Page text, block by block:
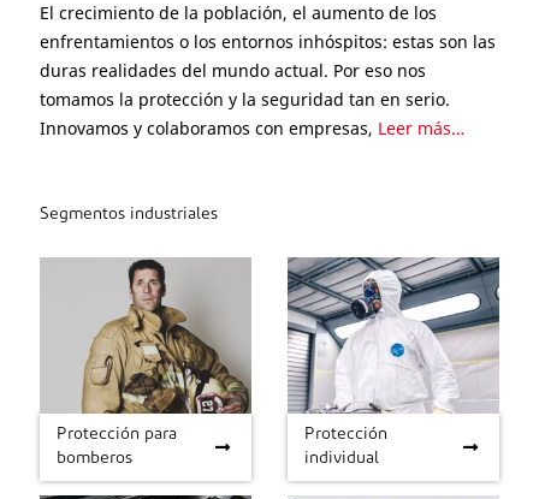
El crecimiento de la población, el aumento de los
enfrentamientos o los entornos inhóspitos: estas son las
duras realidades del mundo actual. Por eso nos
tomamos la protección y la seguridad tan en serio.
Innovamos y colaboramos con empresas, Leer más…
Segmentos industriales
Protección para
bomberos
Protección para
bomberos
Protección individual
Protección
individual